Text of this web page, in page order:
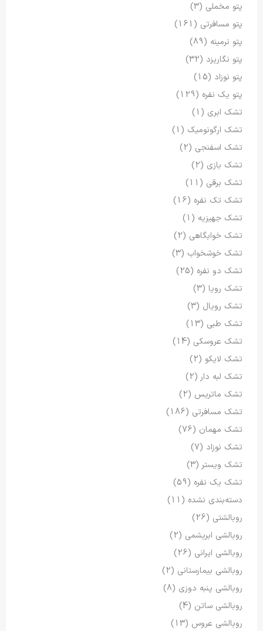
پتو مخملی (3)
پتو مسافرتی (161)
پتو نرمینه (89)
پتو نگاریزد (32)
پتو نوزاد (15)
پتو یک نفره (129)
تشک ابری (1)
تشک ارگونومیک (1)
تشک اسفنجی (2)
تشک بازی (2)
تشک برقی (11)
تشک تک نفره (16)
تشک جهیزیه (1)
تشک خوابگاهی (2)
تشک خوشخواب (3)
تشک دو نفره (25)
تشک رویا (3)
تشک رویال (3)
تشک طبی (13)
تشک عروسکی (14)
تشک لایکو (2)
تشک لبه دار (2)
تشک ماتریس (2)
تشک مسافرتی (186)
تشک مهمان (76)
تشک نوزاد (7)
تشک ویستر (3)
تشک یک نفره (59)
دسته‌بندی نشده (11)
روبالشتی (26)
روبالشی ابریشمی (2)
روبالشی ایرانی (26)
روبالشی بیمارستانی (2)
روبالشی پنبه دوزی (8)
روبالشی ساتن (4)
روبالشی عروس (13)